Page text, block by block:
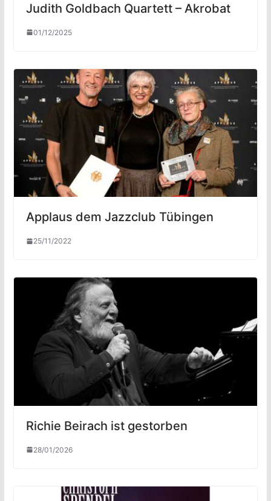
Judith Goldbach Quartett – Akrobat
01/12/2025
Applaus dem Jazzclub Tübingen
25/11/2022
Richie Beirach ist gestorben
28/01/2026